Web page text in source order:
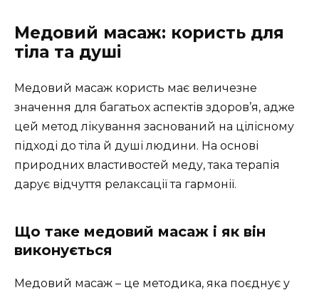
Медовий масаж: користь для
тіла та душі
Медовий масаж користь має величезне
значення для багатьох аспектів здоров’я, адже
цей метод лікування заснований на цілісному
підході до тіла й душі людини. На основі
природних властивостей меду, така терапія
дарує відчуття релаксації та гармонії.
Що таке медовий масаж і як він
виконується
Медовий масаж – це методика, яка поєднує у